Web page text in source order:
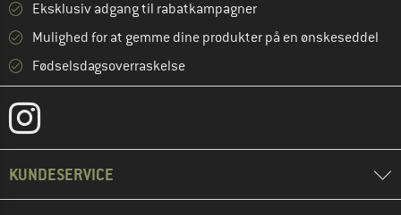
Eksklusiv adgang til rabatkampagner
Mulighed for at gemme dine produkter på en ønskeseddel
Fødselsdagsoverraskelse
KUNDESERVICE